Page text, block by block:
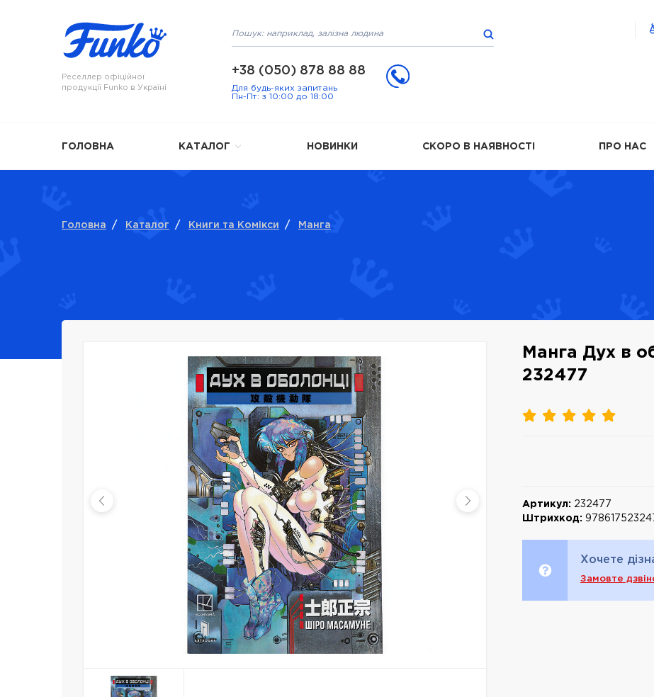
Реселлер офіційної
продукції Funko в Україні
+38 (050) 878 88 88
Для будь-яких запитань
Пн-Пт: з 10:00 до 18:00
ГОЛОВНА КАТАЛОГ НОВИНКИ СКОРО В НАЯВНОСТІ ПРО НАС
Головна / Каталог / Книги та Комікси / Манга
Манга Дух в
232477
Артикул: 232477
Штрихкод:
Хочете
Замовте